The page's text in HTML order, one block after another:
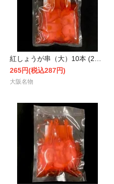
紅しょうが串（大）10本 (2…
265円(税込287円)
大阪名物